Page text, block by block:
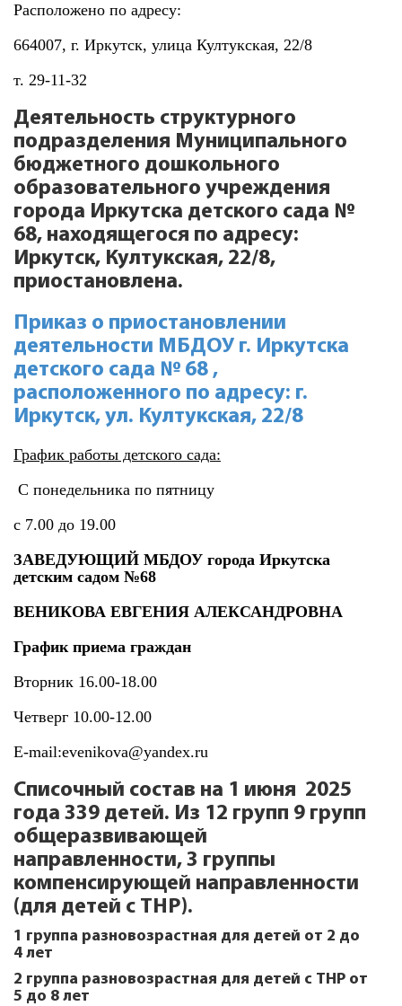
Расположено по адресу:
664007, г. Иркутск, улица Култукская, 22/8
т. 29-11-32
Деятельность структурного
подразделения Муниципального
бюджетного дошкольного
образовательного учреждения
города Иркутска детского сада №
68, находящегося по адресу:
Иркутск, Култукская, 22/8,
приостановлена.
Приказ о приостановлении
деятельности МБДОУ г. Иркутска
детского сада № 68 ,
расположенного по адресу: г.
Иркутск, ул. Култукская, 22/8
График работы детского сада:
С понедельника по пятницу
с 7.00 до 19.00
ЗАВЕДУЮЩИЙ МБДОУ города Иркутска
детским садом №68
ВЕНИКОВА ЕВГЕНИЯ АЛЕКСАНДРОВНА
График приема граждан
Вторник 16.00-18.00
Четверг 10.00-12.00
E-mail:evenikova@yandex.ru
Списочный состав на 1 июня 2025
года 339 детей. Из 12 групп 9 групп
общеразвивающей
направленности, 3 группы
компенсирующей направленности
(для детей с ТНР).
1 группа разновозрастная для детей от 2 до
4 лет
2 группа разновозрастная для детей с ТНР от
5 до 8 лет